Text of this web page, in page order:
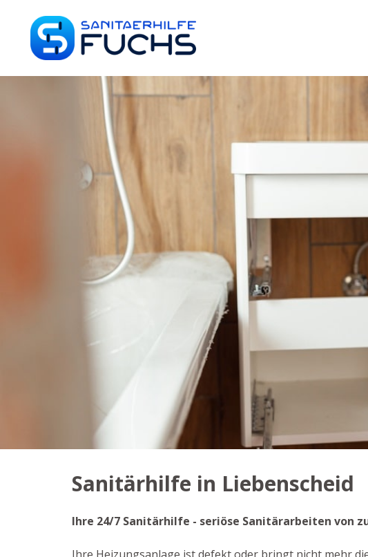
Sanitärhilfe in Liebenscheid
Ihre 24/7 Sanitärhilfe - seriöse Sanitärarbeiten von